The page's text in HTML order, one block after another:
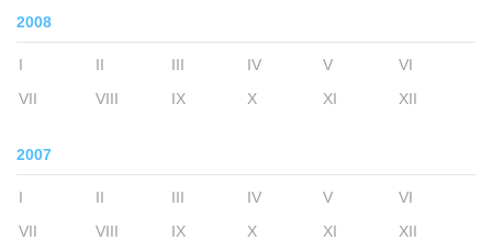
2008
I II III IV V
VI
VII
VIII IX X XI XII
2007
I II III IV V
VI
VII
VIII IX X XI XII